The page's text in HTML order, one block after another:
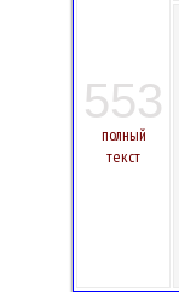
553
полный
текст